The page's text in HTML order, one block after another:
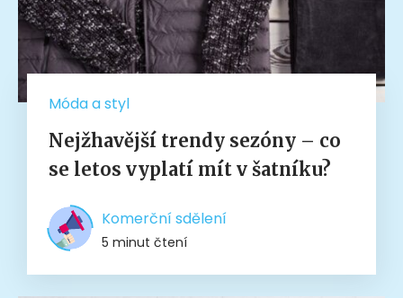
Móda a styl
Nejžhavější trendy sezóny – co
se letos vyplatí mít v šatníku?
Komerční sdělení
5 minut čtení